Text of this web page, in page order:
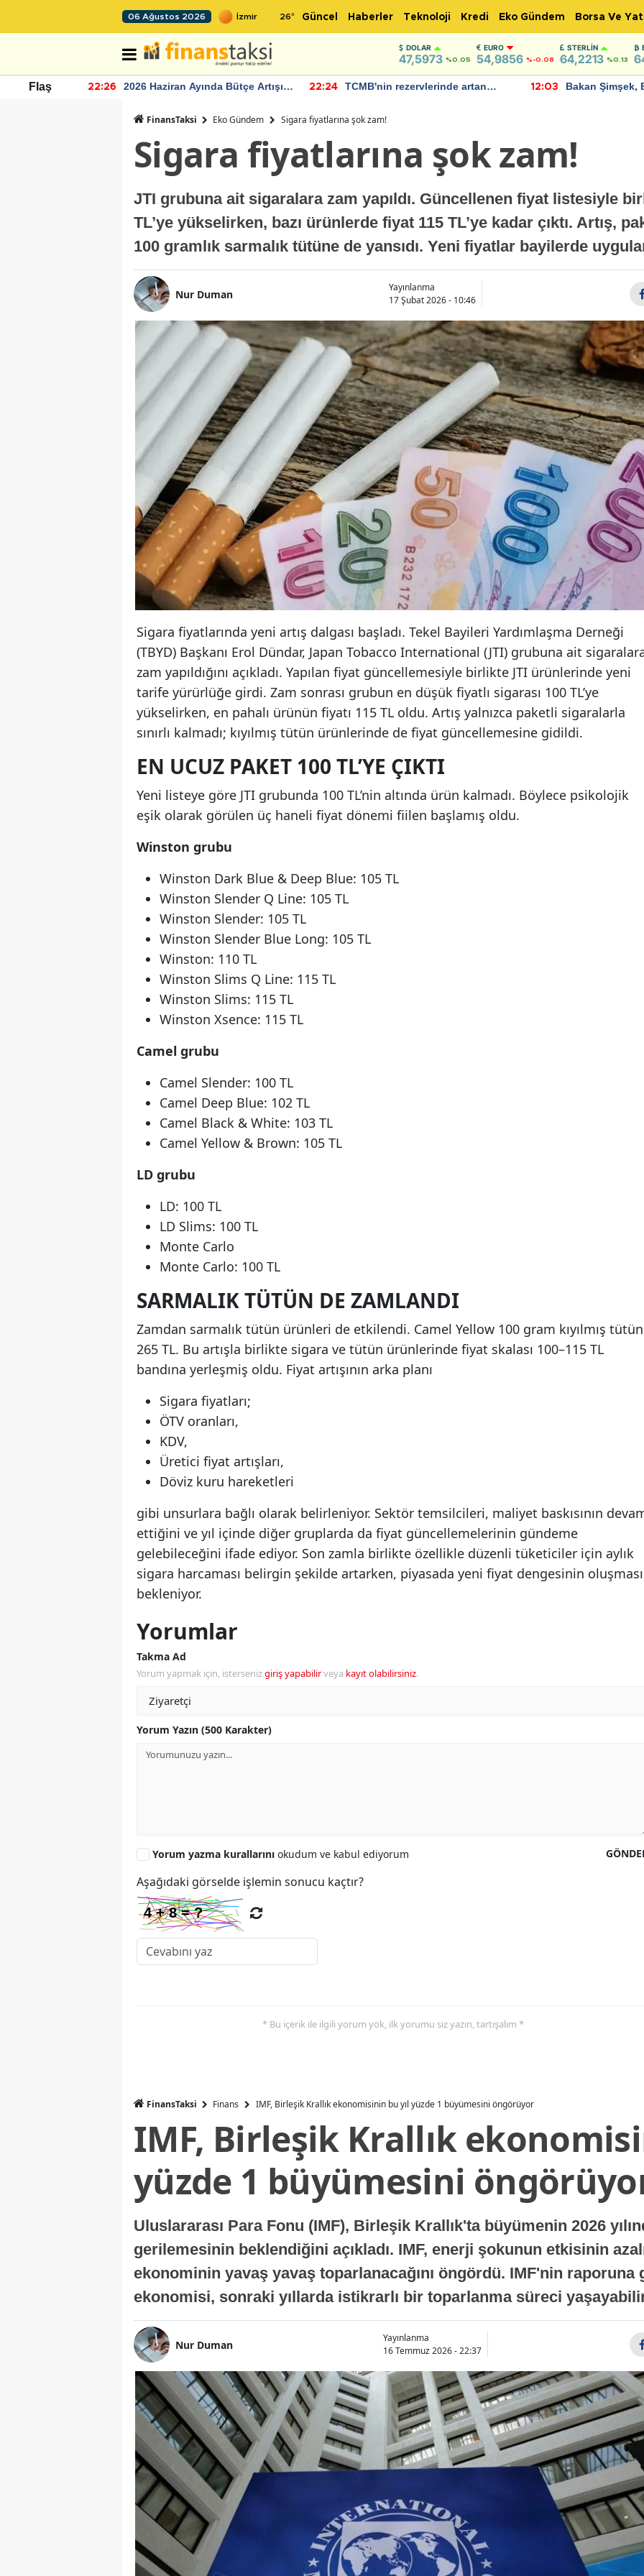
06 Ağustos 2026 26° Güncel Haberler Teknoloji Kredi Eko Gündem Borsa Ve
DOLAR
47,5973 %0.05
EURO
54,9856 %-0.08
STERLIN
64,2213 %0.13
Flaş
Artışı 22:24
TCMB'nin rezervlerinde artan
12:03
Bakan Şimşek, Batman Havalimanı
11:56
Akaryakıt
FinansTaksi Eko Gündem Sigara fiyatlarına şok zam!
Sigara fiyatlarına şok zam!
JTI grubuna ait sigaralara zam yapıldı. Güncellenen fiyat listesiyle
TL’ye yükselirken, bazı ürünlerde fiyat 115 TL’ye kadar çıktı. Artış,
100 gramlık sarmalık tütüne de yansıdı. Yeni fiyatlar bayilerde
Nur Duman
Yayınlanma
17 Şubat 2026 - 10:46
Sigara fiyatlarında yeni artış dalgası başladı. Tekel Bayileri Yardımlaşma Derneği
(TBYD) Başkanı Erol Dündar, Japan Tobacco International (JTI) grubuna ait
zam yapıldığını açıkladı. Yapılan fiyat güncellemesiyle birlikte JTI ürünlerinde yeni
tarife yürürlüğe girdi. Zam sonrası grubun en düşük fiyatlı sigarası 100 TL’ye
yükselirken, en pahalı ürünün fiyatı 115 TL oldu. Artış yalnızca paketli sigaralarla
sınırlı kalmadı; kıyılmış tütün ürünlerinde de fiyat güncellemesine gidildi.
EN UCUZ PAKET 100 TL’YE ÇIKTI
Yeni listeye göre JTI grubunda 100 TL’nin altında ürün kalmadı. Böylece psikolojik
eşik olarak görülen üç haneli fiyat dönemi fiilen başlamış oldu.
Winston grubu
Winston Dark Blue & Deep Blue: 105 TL
Winston Slender Q Line: 105 TL
Winston Slender: 105 TL
Winston Slender Blue Long: 105 TL
Winston: 110 TL
Winston Slims Q Line: 115 TL
Winston Slims: 115 TL
Winston Xsence: 115 TL
Camel grubu
Camel Slender: 100 TL
Camel Deep Blue: 102 TL
Camel Black & White: 103 TL
Camel Yellow & Brown: 105 TL
LD grubu
LD: 100 TL
LD Slims: 100 TL
Monte Carlo
Monte Carlo: 100 TL
SARMALIK TÜTÜN DE ZAMLANDI
Zamdan sarmalık tütün ürünleri de etkilendi. Camel Yellow 100 gram kıyılmış
265 TL. Bu artışla birlikte sigara ve tütün ürünlerinde fiyat skalası 100–115 TL
bandına yerleşmiş oldu. Fiyat artışının arka planı
Sigara fiyatları;
ÖTV oranları,
KDV,
Üretici fiyat artışları,
Döviz kuru hareketleri
gibi unsurlara bağlı olarak belirleniyor. Sektör temsilcileri, maliyet baskısının
ettiğini ve yıl içinde diğer gruplarda da fiyat güncellemelerinin gündeme
gelebileceğini ifade ediyor. Son zamla birlikte özellikle düzenli tüketiciler için aylık
sigara harcaması belirgin şekilde artarken, piyasada yeni fiyat dengesinin oluşması
bekleniyor.
Yorumlar
Takma Ad
Yorum yapmak için, istersenizgiriş yapabilirveya kayıt olabilirsiniz.
Yorum Yazın (500 Karakter)
Yorum yazma kurallarını okudum ve kabul ediyorum
Aşağıdaki görselde işlemin sonucu kaçtır?
* Bu içerik ile ilgili yorum yok, ilk yorumu siz yazın, tartışalım *
FinansTaksi Finans IMF, Birleşik Krallık ekonomisinin bu yıl yüzde 1 büyümesini öngörüyor
IMF, Birleşik Krallık
yüzde 1 büyümesini
Uluslararası Para Fonu (IMF), Birleşik Krallık'ta büyümenin 2026
gerilemesinin beklendiğini açıkladı. IMF, enerji şokunun etkisinin
ekonominin yavaş yavaş toparlanacağını öngördü. IMF'nin raporuna
ekonomisi, sonraki yıllarda istikrarlı bir toparlanma süreci
Nur Duman
Yayınlanma
16 Temmuz 2026 - 22:37